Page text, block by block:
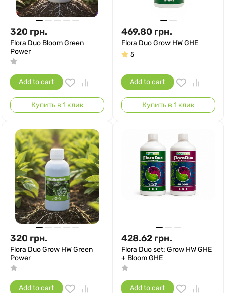
320 грн.
Flora Duo Bloom Green
Power
Add to cart
Купить в 1 клик
469.80 грн.
Flora Duo Grow HW GHE
5
Add to cart
Купить в 1 клик
320 грн.
Flora Duo Grow HW Green
Power
Add to cart
428.62 грн.
Flora Duo set: Grow HW GHE
+ Bloom GHE
Add to cart